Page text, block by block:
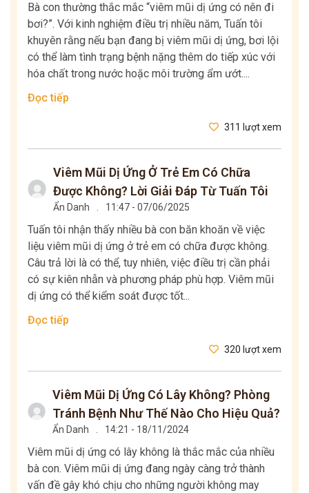
Bà con thường thắc mắc “viêm mũi dị ứng có nên đi
bơi?”. Với kinh nghiệm điều trị nhiều năm, Tuấn tôi
khuyên rằng nếu bạn đang bị viêm mũi dị ứng, bơi lội
có thể làm tình trạng bệnh nặng thêm do tiếp xúc với
hóa chất trong nước hoặc môi trường ẩm ướt....
Đọc tiếp
311 lượt xem
Viêm Mũi Dị Ứng Ở Trẻ Em Có Chữa
Được Không? Lời Giải Đáp Từ Tuấn Tôi
Ẩn Danh . 11:47 - 07/06/2025
Tuấn tôi nhận thấy nhiều bà con băn khoăn về việc
liệu viêm mũi dị ứng ở trẻ em có chữa được không.
Câu trả lời là có thể, tuy nhiên, việc điều trị cần phải
có sự kiên nhẫn và phương pháp phù hợp. Viêm mũi
dị ứng có thể kiểm soát được tốt...
Đọc tiếp
320 lượt xem
Viêm Mũi Dị Ứng Có Lây Không? Phòng
Tránh Bệnh Như Thế Nào Cho Hiệu Quả?
Ẩn Danh . 14:21 - 18/11/2024
Viêm mũi dị ứng có lây không là thắc mắc của nhiều
bà con. Viêm mũi dị ứng đang ngày càng trở thành
vấn đề gây khó chịu cho những người không may